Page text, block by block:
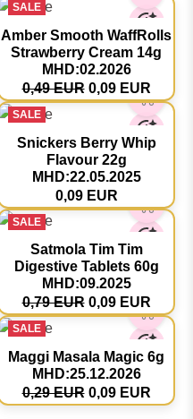
SALE
Amber Smooth WaffRolls
Strawberry Cream 14g
MHD:02.2026
0,49 EUR 0,09 EUR
SALE
Snickers Berry Whip
Flavour 22g
MHD:22.05.2025
0,09 EUR
SALE
Satmola Tim Tim
Digestive Tablets 60g
MHD:09.2025
0,79 EUR 0,09 EUR
SALE
Maggi Masala Magic 6g
MHD:25.12.2026
0,29 EUR 0,09 EUR